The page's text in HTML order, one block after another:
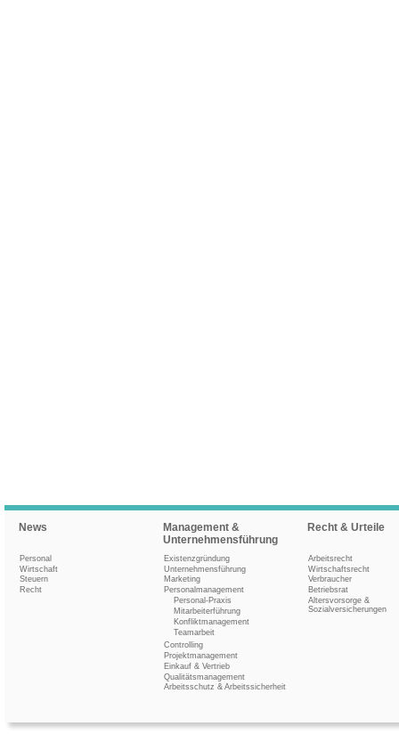
News
Personal
Wirtschaft
Steuern
Recht
Management &
Unternehmensführung
Existenzgründung
Unternehmensführung
Marketing
Personalmanagement
Personal-Praxis
Mitarbeiterführung
Konfliktmanagement
Teamarbeit
Controlling
Projektmanagement
Einkauf & Vertrieb
Qualitätsmanagement
Arbeitsschutz & Arbeitssicherheit
Recht & Urteile
Arbeitsrecht
Wirtschaftsrecht
Verbraucher
Betriebsrat
Altersvorsorge &
Sozialversicherungen